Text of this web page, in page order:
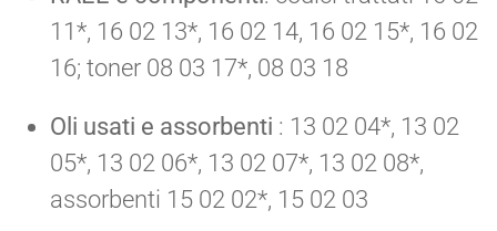
11*, 16 02 13*, 16 02 14, 16 02 15*, 16 02
16; toner 08 03 17*, 08 03 18
Oli usati e assorbenti : 13 02 04*, 13 02
05*, 13 02 06*, 13 02 07*, 13 02 08*,
assorbenti 15 02 02*, 15 02 03